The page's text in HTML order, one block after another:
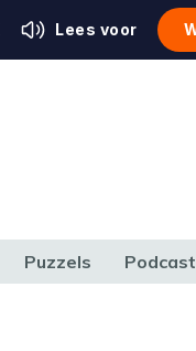
Lees voor
Puzzels Podcast